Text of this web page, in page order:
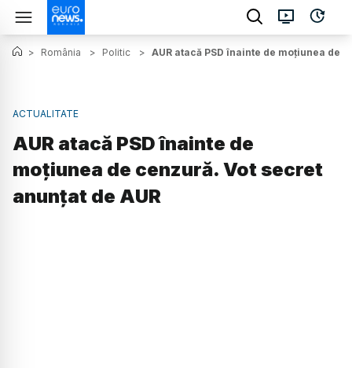
> România > Politic > AUR atacă PSD înainte de moțiunea de
ACTUALITATE
AUR atacă PSD înainte de
moțiunea de cenzură. Vot secret
anunțat de AUR